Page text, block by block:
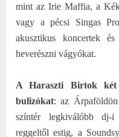
mint az Irie Maffia, a
vagy a pécsi Singas
akusztikus koncertek
heverészni vágyókat.
A Haraszti Birtok két
bulizókat: az
színtér legkiválóbb dj-i
reggeltől estig, a